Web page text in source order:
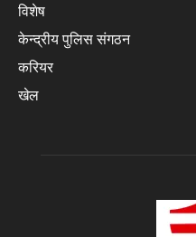
विशेष
केन्द्रीय पुलिस संगठन
करियर
खेल